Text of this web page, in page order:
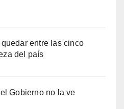
entre las cinco
del país
Gobierno no la ve